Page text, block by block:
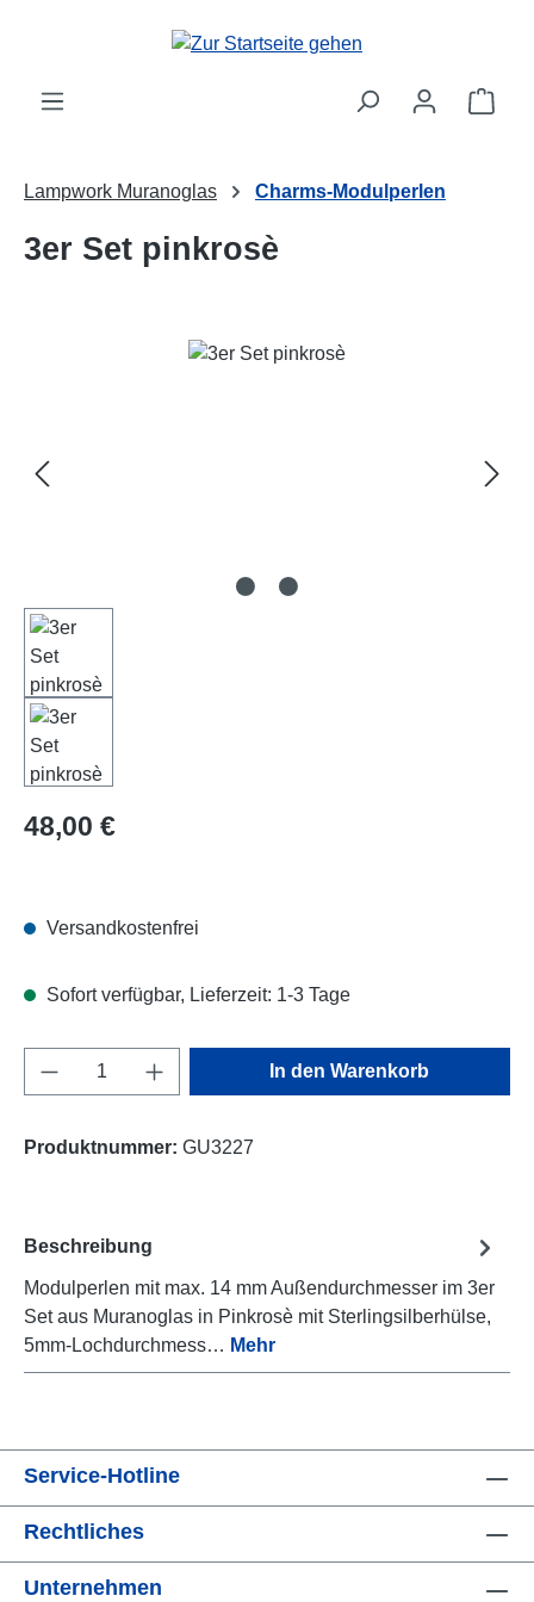
Zum Hauptinhalt springen
Lampwork Muranoglas Charms-Modulperlen
3er Set pinkrosè
Bildergalerie überspringen
Regulärer Preis:
48,00 €
Versandkostenfrei
Sofort verfügbar, Lieferzeit: 1-3 Tage
Produkt Anzahl: Gib den gewünschten
In den Warenkorb
Produktnummer: GU3227
Beschreibung
Modulperlen mit max. 14 mm Außendurchmesser im 3er
Set aus Muranoglas in Pinkrosè mit Sterlingsilberhülse,
5mm-Lochdurchmess… Mehr
Service-Hotline
Rechtliches
Unternehmen